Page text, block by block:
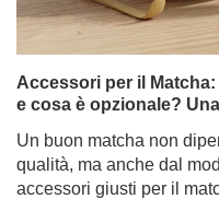
Accessori per il
e cosa è opzionale?
Un buon matcha non
qualità, ma anche dal
accessori giusti per il